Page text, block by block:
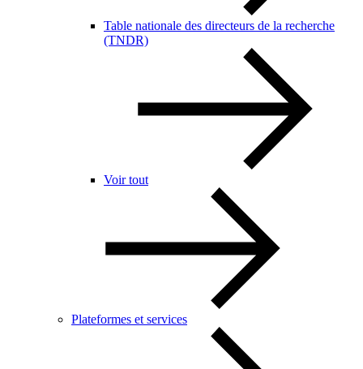
Table nationale des directeurs de la recherche
(TNDR)
Voir tout
Plateformes et services